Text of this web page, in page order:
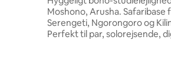
Moshono, Arusha. Safaribase
Serengeti, Ngorongoro og
Perfekt til par, solorejsende,